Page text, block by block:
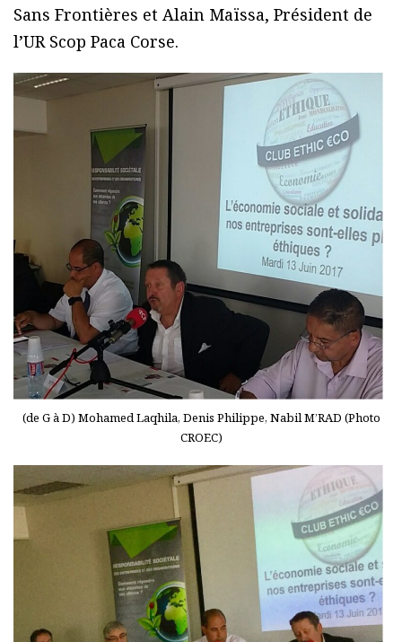
Sans Frontières et Alain Maïssa, Président de
l’UR Scop Paca Corse.
(de G à D) Mohamed Laqhila, Denis Philippe, Nabil M’RAD (Photo
CROEC)